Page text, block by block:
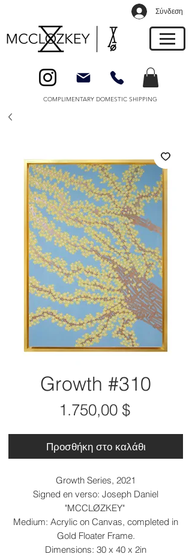
Σύνδεση
COMPLIMENTARY DOMESTIC SHIPPING
Growth #310
1.750,00 $Τιμή
Προσθήκη στο καλάθι
Growth Series, 2021
Signed en verso: Joseph Daniel
"MCCLØZKEY"
Medium: Acrylic on Canvas, completed in
Gold Floater Frame.
Dimensions: 30 x 40 x 2in